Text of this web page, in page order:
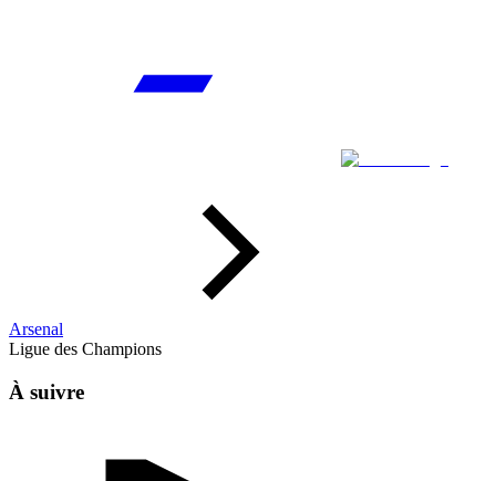
Arsenal
Ligue des Champions
À suivre